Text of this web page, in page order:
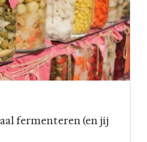
fermenteren (en jij